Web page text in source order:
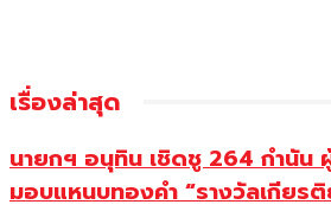
เรื่องล่าสุด
นายกฯ อนุทิน เชิดชู 264 กำนัน
มอบแหนบทองคำ “รางวัลเกียร